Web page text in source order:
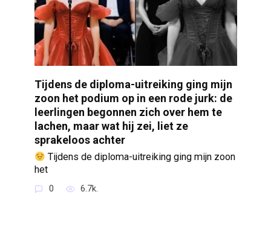
Tijdens de diploma-uitreiking ging mijn
zoon het podium op in een rode jurk: de
leerlingen begonnen zich over hem te
lachen, maar wat hij zei, liet ze
sprakeloos achter
Tijdens de diploma-uitreiking ging mijn zoon
het
0 6.7k.